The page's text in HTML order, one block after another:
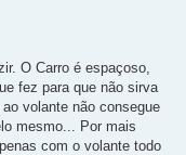
O Carro é espaçoso,
fez para que não sirva
volante não consegue
mesmo... Por mais
com o volante todo